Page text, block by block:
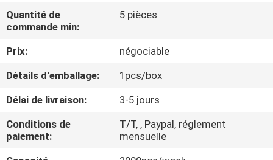
VISITE
CONTRÔLE
DE
QUALITÉ
Quantité de
commande min:
5 pièces
Prix:
négociable
Détails d'emballage:
1pcs/box
Délai de livraison:
3-5 jours
Conditions de
paiement:
T/T, , Paypal, réglement
mensuelle